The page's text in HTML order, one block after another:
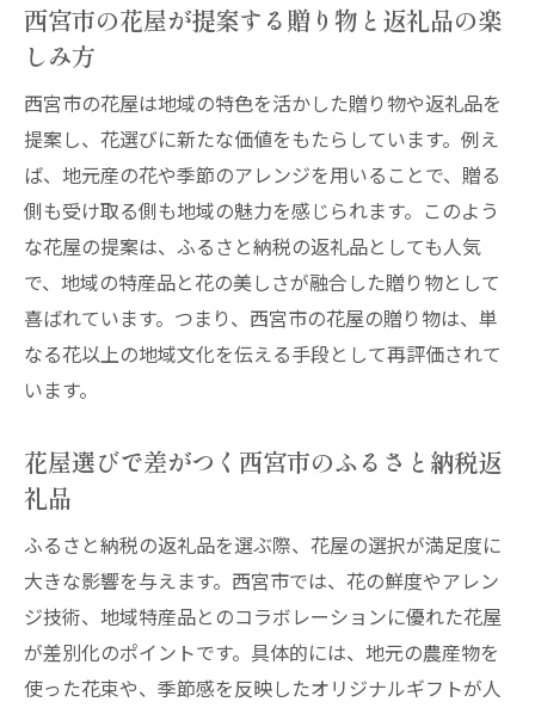
西宮市の花屋が提案する贈り物と返礼品の楽
しみ方
西宮市の花屋は地域の特色を活かした贈り物や返礼品を
提案し、花選びに新たな価値をもたらしています。例え
ば、地元産の花や季節のアレンジを用いることで、贈る
側も受け取る側も地域の魅力を感じられます。このよう
な花屋の提案は、ふるさと納税の返礼品としても人気
で、地域の特産品と花の美しさが融合した贈り物として
喜ばれています。つまり、西宮市の花屋の贈り物は、単
なる花以上の地域文化を伝える手段として再評価されて
います。
花屋選びで差がつく西宮市のふるさと納税返
礼品
ふるさと納税の返礼品を選ぶ際、花屋の選択が満足度に
大きな影響を与えます。西宮市では、花の鮮度やアレン
ジ技術、地域特産品とのコラボレーションに優れた花屋
が差別化のポイントです。具体的には、地元の農産物を
使った花束や、季節感を反映したオリジナルギフトが人